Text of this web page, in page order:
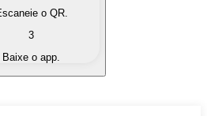
em moeda fiduciária
por outra
o QR.
3
Baixe o app.